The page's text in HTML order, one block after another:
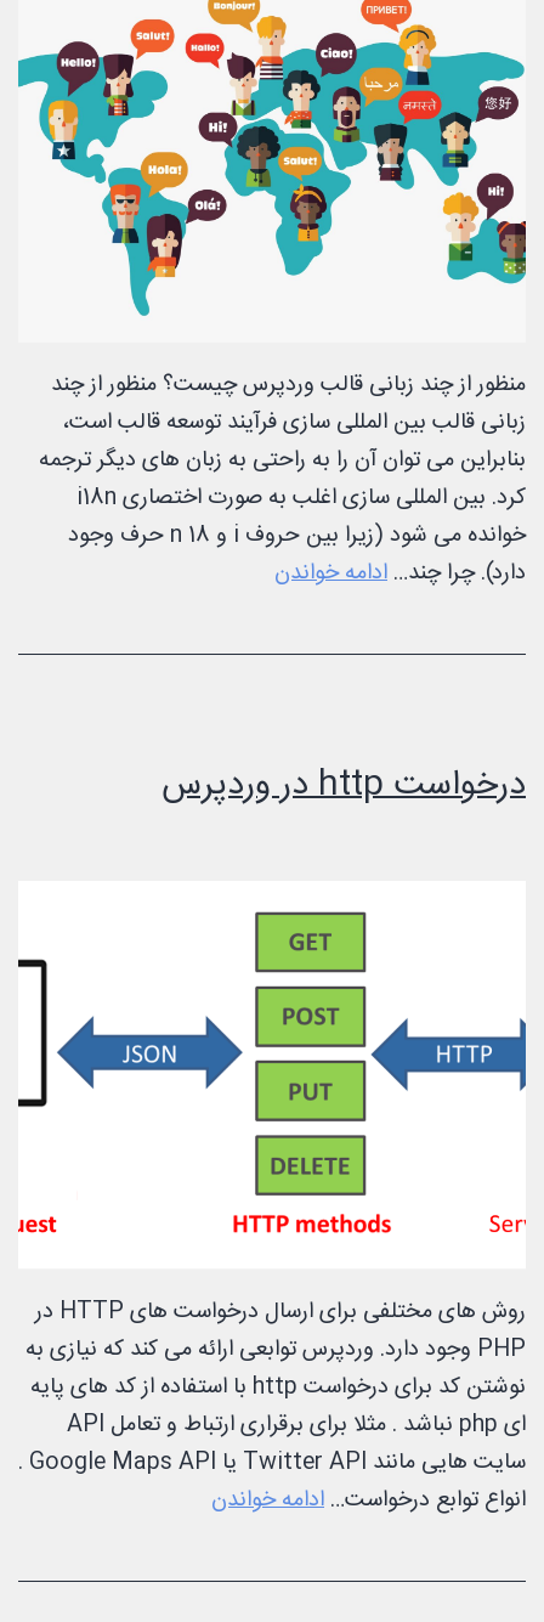
منظور از چند زبانی قالب وردپرس چیست؟ منظور از چند
زبانی قالب بین المللی سازی فرآیند توسعه قالب است،
بنابراین می توان آن را به راحتی به زبان های دیگر ترجمه
کرد. بین المللی سازی اغلب به صورت اختصاری i18n
خوانده می شود (زیرا بین حروف i و n 18 حرف وجود
دارد). چرا چند… ادامه خواندن
قالب
درخواست http در وردپرس
روش های مختلفی برای ارسال درخواست های HTTP در
PHP وجود دارد. وردپرس توابعی ارائه می کند که نیازی به
نوشتن کد برای درخواست http با استفاده از کد های پایه
ای php نباشد . مثلا برای برقراری ارتباط و تعامل API
سایت هایی مانند Twitter API یا Google Maps API .
انواع توابع درخواست… ادامه خواندن
در